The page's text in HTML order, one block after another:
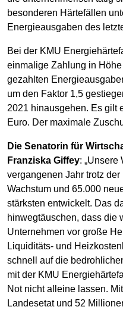
besonderen Härtefällen
Energieausgaben des
Bei der KMU
einmalige Zahlung in
gezahlten
um den Faktor 1,5
2021 hinausgehen. Es gilt
Euro. Der maximale
Die Senatorin für
Franziska Giffey: „Unsere
vergangenen Jahr trotz
Wachstum und 65.000
stärksten entwickelt. Das
hinwegtäuschen, dass die
Unternehmen vor große
Liquiditäts- und
schnell auf die
mit der KMU
Not nicht alleine lassen.
Landesetat und 52